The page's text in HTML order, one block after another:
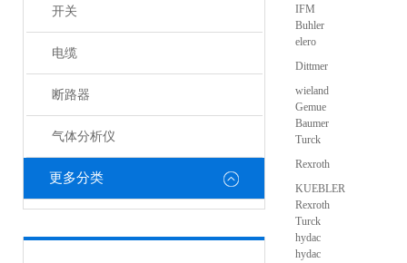
开关
电缆
断路器
气体分析仪
更多分类
IFM
Buhler
elero
Dittmer
wieland
Gemue
Baumer
Turck
Rexroth
KUEBLER
Rexroth
Turck
hydac
hydac